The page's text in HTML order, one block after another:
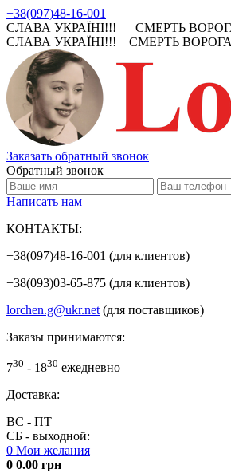
+38(097)48-16-001
СЛАВА УКРАЇНІ!!! СМЕРТЬ
СЛАВА УКРАЇНІ!!! СМЕРТЬ
Заказать обратный звонок
Обратный звонок
Написать нам
КОНТАКТЫ:
+38(097)48-16-001 (для клиентов)
+38(093)03-65-875 (для клиентов)
lorchen.g@ukr.net (для поставщиков)
Заказы принимаются:
730 - 1830 ежедневно
Доставка:
ВС - ПТ
СБ - выходной:
0 Мои желания
0 0.00 грн